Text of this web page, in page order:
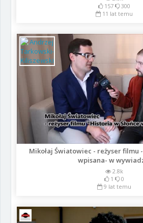
157
300
11 lat temu
Mikołaj Światowiec - reżyser filmu
wpisana- w
2.8k
1
0
9 lat temu